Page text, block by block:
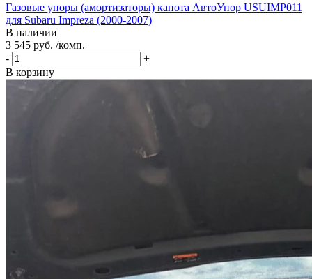
Газовые упоры (амортизаторы) капота АвтоУпор USUIMP011
для Subaru Impreza (2000-2007)
В наличии
3 545 руб. /комп.
-
+
В корзину